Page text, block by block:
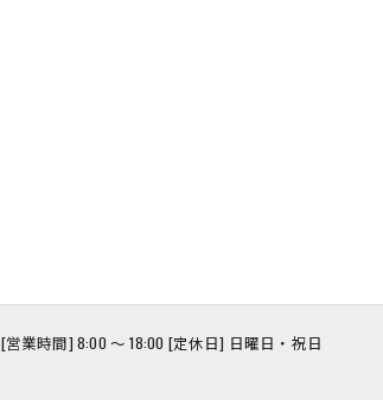
[営業時間] 8:00 ～ 18:00 [定休日] 日曜日・祝日